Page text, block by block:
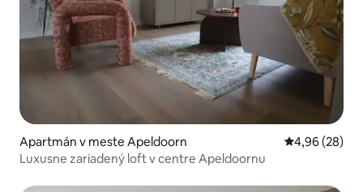
Apartmán v meste Apeldoorn Priemerné
4,96 (28)
Luxusne zariadený loft v centre Apeldoornu